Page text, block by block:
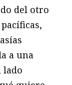
del otro
a una
lado